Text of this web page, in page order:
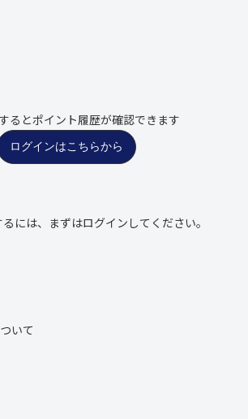
るとポイント履歴が確認できます
ログインはこちらから
には、まずはログインしてください。
いて